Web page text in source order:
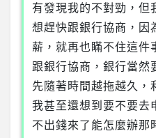
有發現我的不對勁，但
想趕快跟銀行協商，因
薪，就再也瞞不住這件
跟銀行協商，銀行當然
先隨著時間越拖越久，
我甚至還想到要不要去
不出錢來了能怎麼辦那